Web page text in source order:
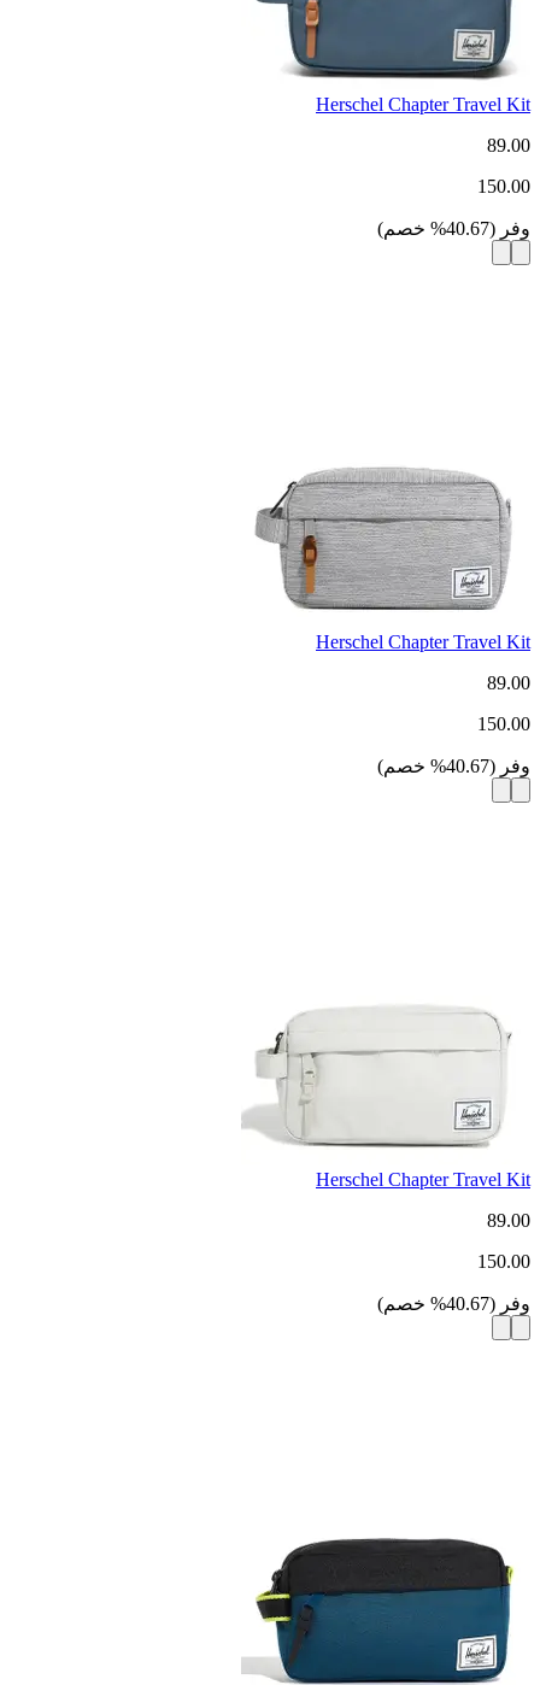
Herschel Chapter Travel Kit
89.00
150.00
وفر (
40.67
% خصم)
Herschel Chapter Travel Kit
89.00
150.00
وفر (
40.67
% خصم)
Herschel Chapter Travel Kit
89.00
150.00
وفر (
40.67
% خصم)